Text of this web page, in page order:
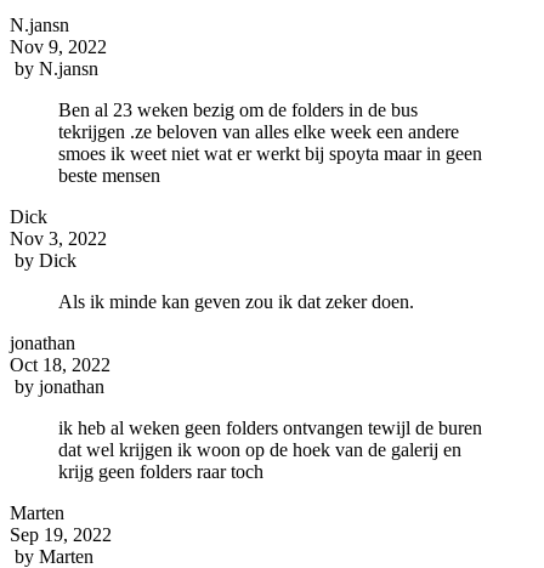
N.jansn
Nov 9, 2022
by N.jansn
Ben al 23 weken bezig om de folders in de bus
tekrijgen .ze beloven van alles elke week een andere
smoes ik weet niet wat er werkt bij spoyta maar in geen
beste mensen
Dick
Nov 3, 2022
by Dick
Als ik minde kan geven zou ik dat zeker doen.
jonathan
Oct 18, 2022
by jonathan
ik heb al weken geen folders ontvangen tewijl de buren
dat wel krijgen ik woon op de hoek van de galerij en
krijg geen folders raar toch
Marten
Sep 19, 2022
by Marten